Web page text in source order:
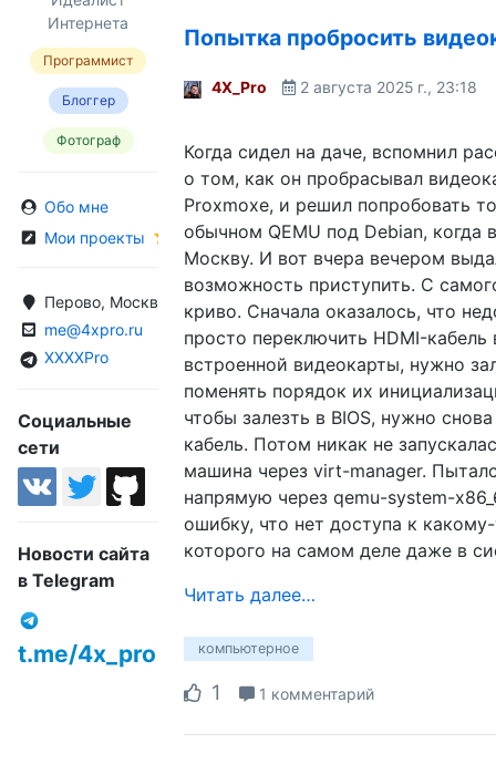
Интернета
Программист
Блоггер
Фотограф
Обо мне
Мои проекты
Перово, Москва, Россия
me@4xpro.ru
XXXXPro
Социальные
сети
Новости сайта
в Telegram
t.me/4x_pro
Попытка пробросить
4X_Pro 2 августа 2025 г., 23:18
Когда сидел на даче, вспомнил
о том, как он пробрасывал
Proxmoxе, и решил попробовать
обычном QEMU под Debian, когда
Москву. И вот вчера вечером
возможность приступить. С
криво. Сначала оказалось, что
просто переключить HDMI-кабель
встроенной видеокарты, нужно
поменять порядок их
чтобы залезть в BIOS, нужно
кабель. Потом никак не
машина через virt-manager.
напрямую через qemu-system-
ошибку, что нет доступа к
которого на самом деле даже в
Читать далее…
компьютерное
1 1 комментарий